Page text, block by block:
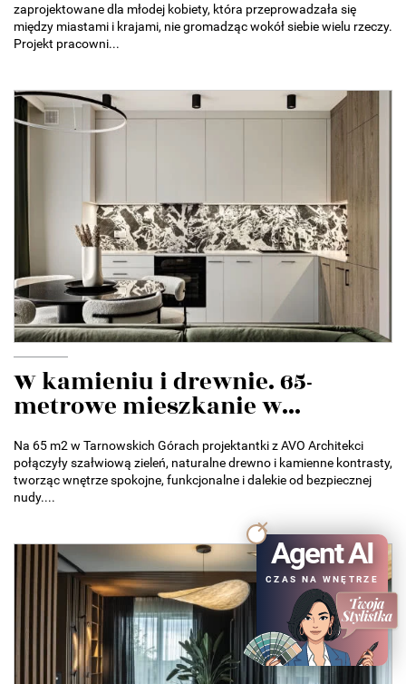
zaprojektowane dla młodej kobiety, która przeprowadzała się
między miastami i krajami, nie gromadząc wokół siebie wielu rzeczy.
Projekt pracowni...
W kamieniu i drewnie. 65-
metrowe mieszkanie w...
Na 65 m2 w Tarnowskich Górach projektantki z AVO Architekci
połączyły szałwiową zieleń, naturalne drewno i kamienne kontrasty,
tworząc wnętrze spokojne, funkcjonalne i dalekie od bezpiecznej
nudy....
Agent AI
CZAS NA WNĘTRZE